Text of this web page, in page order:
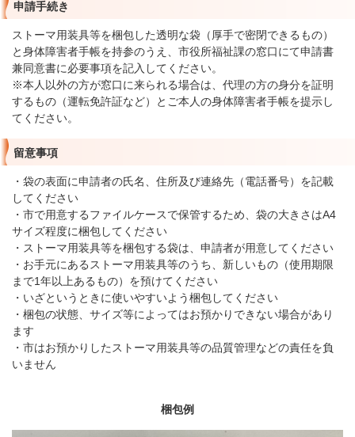
申請手続き
ストーマ用装具等を梱包した透明な袋（厚手で密閉できるもの）
と身体障害者手帳を持参のうえ、市役所福祉課の窓口にて申請書
兼同意書に必要事項を記入してください。
※本人以外の方が窓口に来られる場合は、代理の方の身分を証明
するもの（運転免許証など）とご本人の身体障害者手帳を提示し
てください。
留意事項
・袋の表面に申請者の氏名、住所及び連絡先（電話番号）を記載
してください
・市で用意するファイルケースで保管するため、袋の大きさはA4
サイズ程度に梱包してください
・ストーマ用装具等を梱包する袋は、申請者が用意してください
・お手元にあるストーマ用装具等のうち、新しいもの（使用期限
まで1年以上あるもの）を預けてください
・いざというときに使いやすいよう梱包してください
・梱包の状態、サイズ等によってはお預かりできない場合があり
ます
・市はお預かりしたストーマ用装具等の品質管理などの責任を負
いません
梱包例